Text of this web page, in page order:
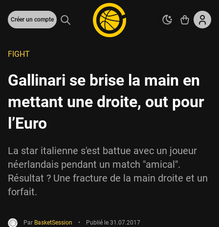
Créer un compte
FIGHT
Gallinari se brise la main en
mettant une droite, out pour
l’Euro
La star italienne s'est battue avec un joueur
néerlandais pendant un match "amical".
Résultat ? Une fracture de la main droite et un
forfait.
Par BasketSession • Publié le 31.07.2017